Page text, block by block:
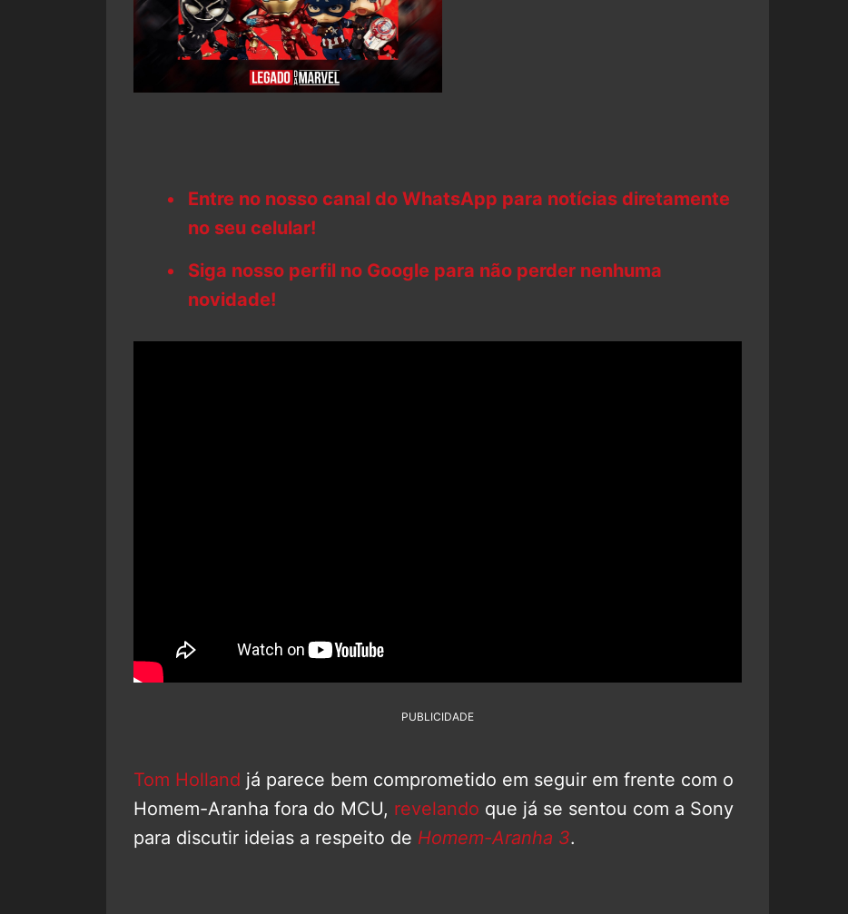
Entre no nosso canal do WhatsApp para notícias diretamente
no seu celular!
Siga nosso perfil no Google para não perder nenhuma
novidade!
PUBLICIDADE
Tom Holland já parece bem comprometido em seguir em frente com o
Homem-Aranha fora do MCU, revelando que já se sentou com a Sony
para discutir ideias a respeito de Homem-Aranha 3.